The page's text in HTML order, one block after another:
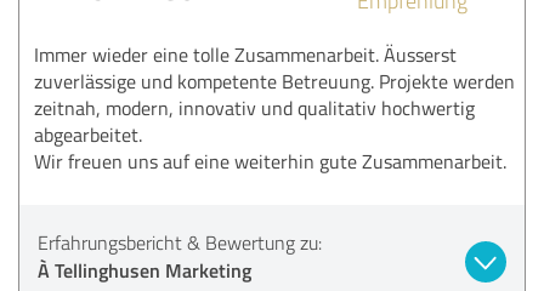
Immer wieder eine tolle Zusammenarbeit. Äusserst
zuverlässige und kompetente Betreuung. Projekte werden
zeitnah, modern, innovativ und qualitativ hochwertig
abgearbeitet.
Wir freuen uns auf eine weiterhin gute Zusammenarbeit.
Erfahrungsbericht & Bewertung zu:
À Tellinghusen Marketing